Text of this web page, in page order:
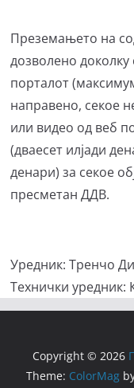
Преземањето на
дозволено
порталот
направено, секое
или видео од веб
(дваесет илјади
денари) за секое
пресметан ДДВ.
Уредник: Тренчо
Технички уредник:
Copyright © 2026
Theme: ColorMag